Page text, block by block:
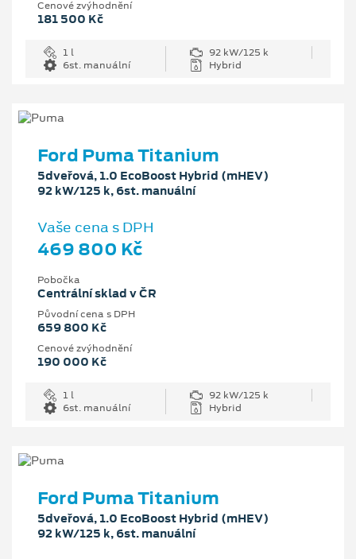
Cenové zvýhodnění
181 500 Kč
1 l
92 kW/125 k
6st. manuální
Hybrid
Ford Puma Titanium
5dveřová, 1.0 EcoBoost Hybrid (mHEV)
92 kW/125 k, 6st. manuální
Vaše cena s DPH
469 800 Kč
Pobočka
Centrální sklad v ČR
Původní cena s DPH
659 800 Kč
Cenové zvýhodnění
190 000 Kč
1 l
92 kW/125 k
6st. manuální
Hybrid
Ford Puma Titanium
5dveřová, 1.0 EcoBoost Hybrid (mHEV)
92 kW/125 k, 6st. manuální